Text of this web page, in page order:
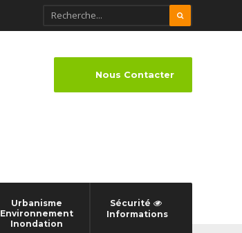
Urbanisme
Environnement
Inondation
Sécurité
Informations
Nous Contacter